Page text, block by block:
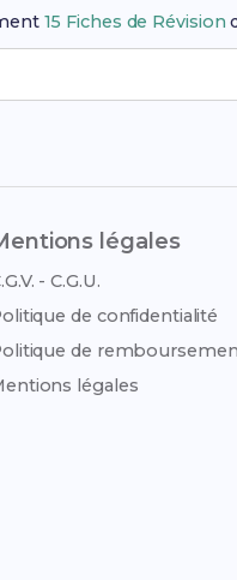
15 Fiches de Révision
légales
- C.G.U.
de confidentialité
de
légales